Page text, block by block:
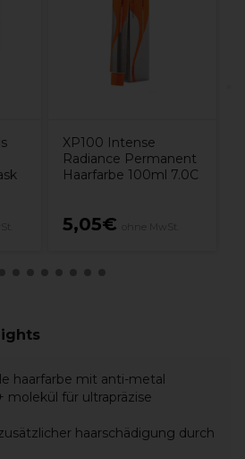
XP100 Intense
Radiance Permanent
Haarfarbe 100ml 7.0C
5,05€
haarfarbe mit anti-metal
für ultrapräzise
haarschädigung durch